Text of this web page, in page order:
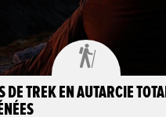

DE TREK EN AUTARCIE